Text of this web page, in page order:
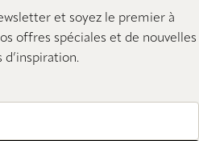
et soyez le premier à
offres spéciales et de nouvelles
d’inspiration.